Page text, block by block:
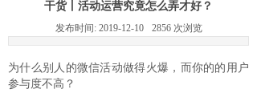
干货丨活动运营究竟怎么弄才好？
发布时间: 2019-12-10 2856 次浏览
为什么别人的微信活动做得火爆，而你的的用户
参与度不高？